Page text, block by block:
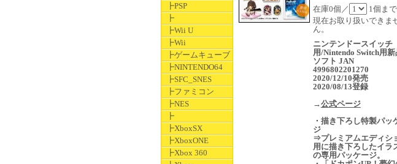
┣PSP
┣
┣Wii U
┣Wii
┣ゲームキューブ
┣NINTENDO64
┣SFC_SNES
┣ファミコン
┣NES
┣
┣XboxSX
┣XboxONE
┣Xbox 360
在庫0個／
1個まで
現在お取り扱いできま
ん。
ニンテンドースイッチ
用/Nintendo Switch用新
ソフト JAN
4996802201270
2020/12/10発売
2020/08/13登録
→公式ページ
・描き下ろし特製パッ
ジ
⇒プレミアムエディシ
用に描き下ろしたイラ
の専用パッケージ。